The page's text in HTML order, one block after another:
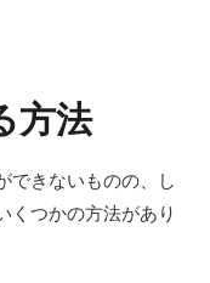
方法
できないものの、し
くつかの方法があり